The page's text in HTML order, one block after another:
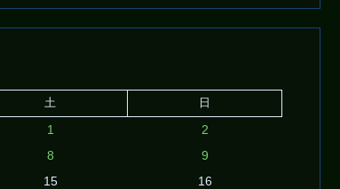
土 日
1
2
8
9
15
16